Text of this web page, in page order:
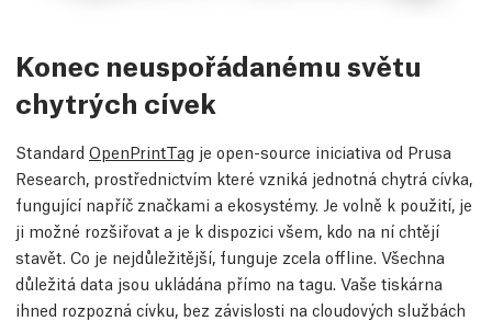
Konec neuspořádanému světu
chytrých cívek
Standard OpenPrintTag je open-source iniciativa od Prusa
Research, prostřednictvím které vzniká jednotná chytrá cívka,
fungující napříč značkami a ekosystémy. Je volně k použití, je
ji možné rozšiřovat a je k dispozici všem, kdo na ní chtějí
stavět. Co je nejdůležitější, funguje zcela offline. Všechna
důležitá data jsou ukládána přímo na tagu. Vaše tiskárna
ihned rozpozná cívku, bez závislosti na cloudových službách